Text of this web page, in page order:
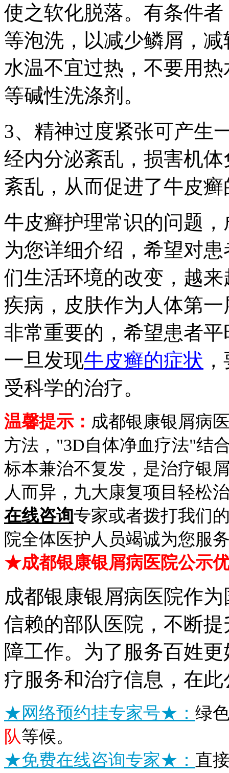
使之软化脱落。有条件
等泡洗，以减少鳞屑，
水温不宜过热，不要用
等碱性洗涤剂。
3、精神过度紧张可产生
经内分泌紊乱，损害机
紊乱，从而促进了牛皮
牛皮癣护理常识的问题
为您详细介绍，希望对
们生活环境的改变，越
疾病，皮肤作为人体第
非常重要的，希望患者
一旦发现牛皮癣的症状
受科学的治疗。
温馨提示： 成都银康银屑病
方法，"3D自体净血疗法"结
标本兼治不复发，是治疗银
人而异，九大康复项目轻松
在线咨询专家或者拨打我们
院全体医护人员竭诚为您服
★成都银康银屑病医院公示
成都银康银屑病医院作
信赖的部队医院，不断
障工作。为了服务百姓
疗服务和治疗信息，在
★网络预约挂专家号★： 绿
队等候。
★免费在线咨询专家★： 直